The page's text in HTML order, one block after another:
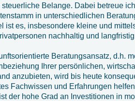
steuerliche Belange. Dabei betreue
in unterschiedlichen
ist es, insbesondere kleine und
nachhaltig und
Beratungsansatz, d.h.
Ihrer persönlichen,
anzubieten, wird bis heute
Fachwissen und Erfahrungen
der hohe Grad an Investitionen in